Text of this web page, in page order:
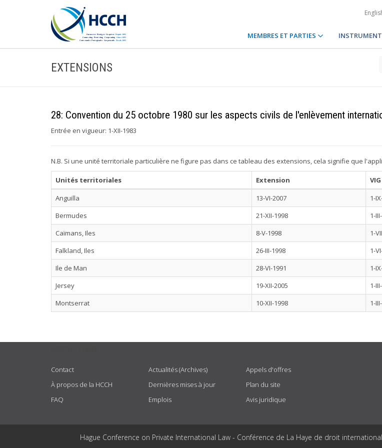
MEMBRES ET PARTIES
EXTENSIONS
28: Convention du 25 octobre 1980 sur les aspects civils de l'enlèvement
Entrée en vigueur: 1-XII-1983
N.B. Si une unité territoriale particulière ne figure pas dans ce tableau des extensions, cela signifie que
Unités territoriales Extension VIG
Anguilla
13-VI-2007
1-
Bermudes
21-XII-1998
1-
Caïmans, Iles
8-V-1998
1-
Falkland, Iles
26-III-1998 1-
Ile de Man
28-VI-1991
1-
Jersey
19-XII-2005
1-
Montserrat
10-XII-1998 1-
Contact
À propos de la HCCH
FAQ
Actualités (Archives)
Dernières mises à jour
Emplois
Appels d'offres
Plan du site
Avis juridique
Hague Conference on Private International Law - Conférence de La Haye de droit